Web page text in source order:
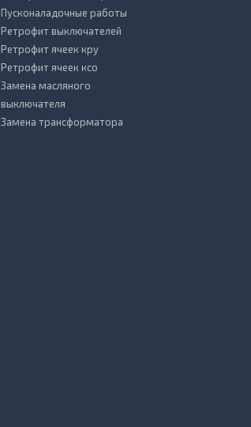
Пусконаладочные работы
Ретрофит выключателей
Ретрофит ячеек кру
Ретрофит ячеек ксо
Замена масляного
выключателя
Замена трансформатора